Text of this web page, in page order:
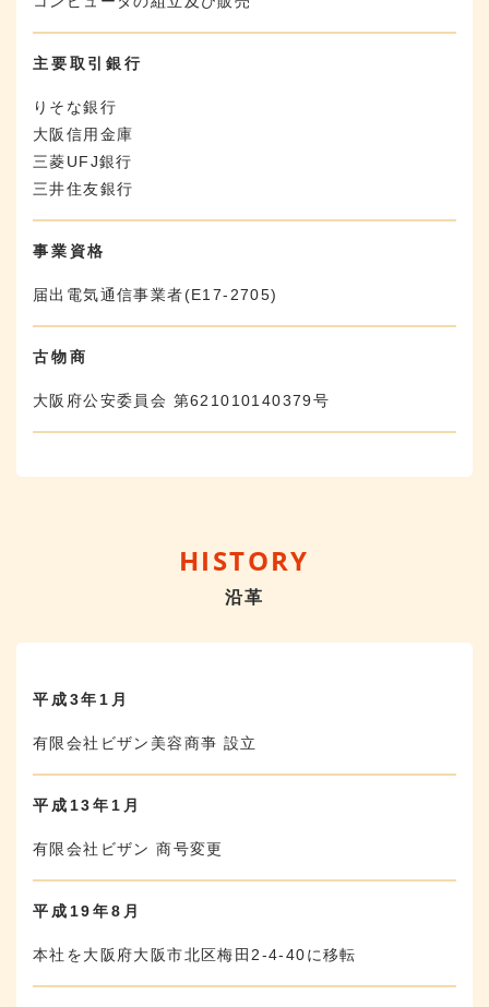
主要取引銀行
りそな銀行
大阪信用金庫
三菱UFJ銀行
三井住友銀行
事業資格
届出電気通信事業者(E17-2705)
古物商
大阪府公安委員会 第621010140379号
HISTORY
沿革
平成3年1月
有限会社ビザン美容商亊 設立
平成13年1月
有限会社ビザン 商号変更
平成19年8月
本社を大阪府大阪市北区梅田2-4-40に移転